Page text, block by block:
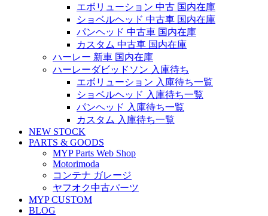
エボリューション 中古 国内在庫
ショベルヘッド 中古車 国内在庫
パンヘッド 中古車 国内在庫
カスタム 中古車 国内在庫
ハーレー 新車 国内在庫
ハーレーダビッドソン 入庫待ち
エボリューション 入庫待ち一覧
ショベルヘッド 入庫待ち一覧
パンヘッド 入庫待ち一覧
カスタム 入庫待ち一覧
NEW STOCK
PARTS & GOODS
MYP Parts Web Shop
Motorimoda
コンテナ ガレージ
ヤフオク中古パーツ
MYP CUSTOM
BLOG